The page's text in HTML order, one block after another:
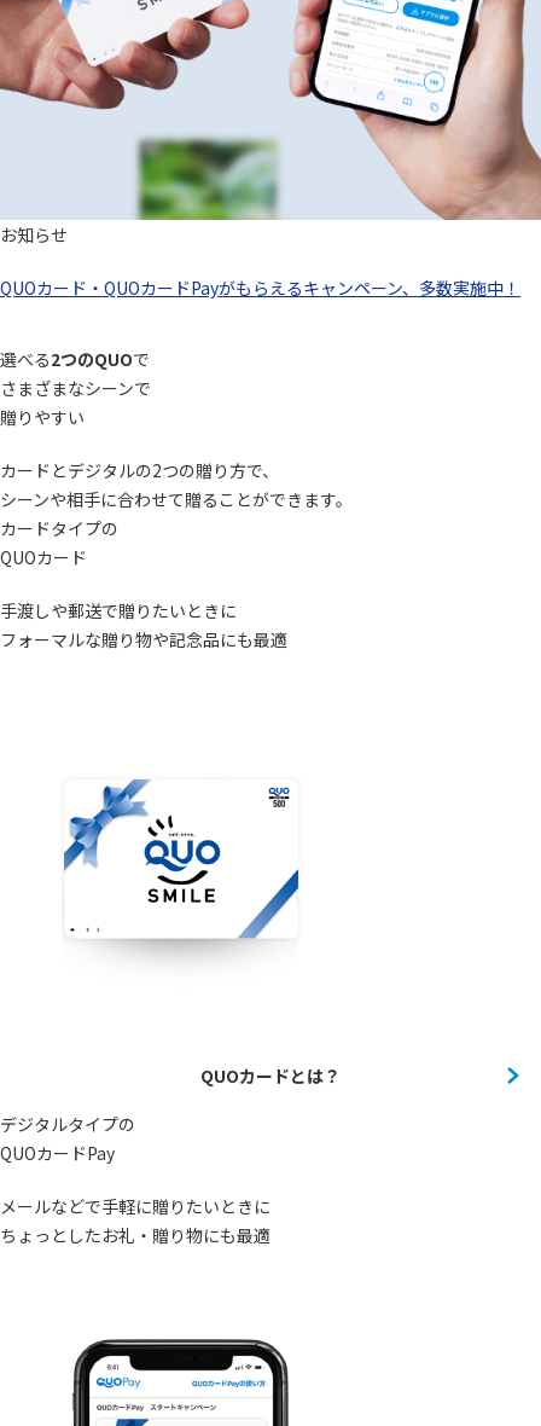
お知らせ
QUOカード・QUOカードPayがもらえるキャンペーン、多数実施中！
選べる2つのQUOで
さまざまなシーンで
贈りやすい
カードとデジタルの2つの贈り方で、
シーンや相手に合わせて贈ることができます。
カードタイプの
QUOカード
手渡しや郵送で贈りたいときに
フォーマルな贈り物や記念品にも最適
QUOカードとは？
デジタルタイプの
QUOカードPay
メールなどで手軽に贈りたいときに
ちょっとしたお礼・贈り物にも最適